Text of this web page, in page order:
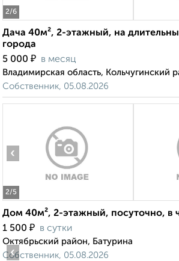
2/6
Дача 40м², 2-этажный, на
города
5 000 ₽ в месяц
Владимирская область, Кольчугинский
Собственник, 05.08.2026
2/5
‹
Дом 40м², 2-этажный, посуточно, в
1 500 ₽ в сутки
Октябрьский район, Батурина
Собственник, 05.08.2026
‹